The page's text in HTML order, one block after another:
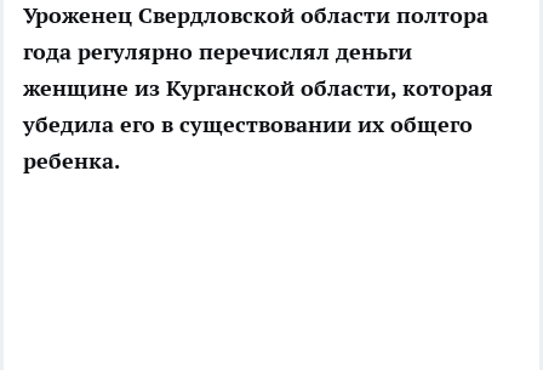
Уроженец Свердловской области полтора
года регулярно перечислял деньги
женщине из Курганской области, которая
убедила его в существовании их общего
ребенка.